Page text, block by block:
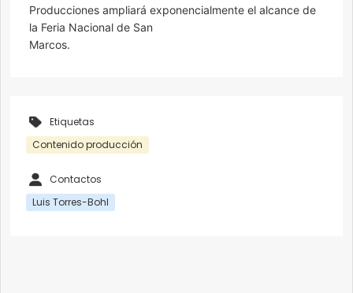
Producciones ampliará exponencialmente el alcance de
la Feria Nacional de San
Marcos.
Etiquetas
Contenido producción
Contactos
Luis Torres-Bohl